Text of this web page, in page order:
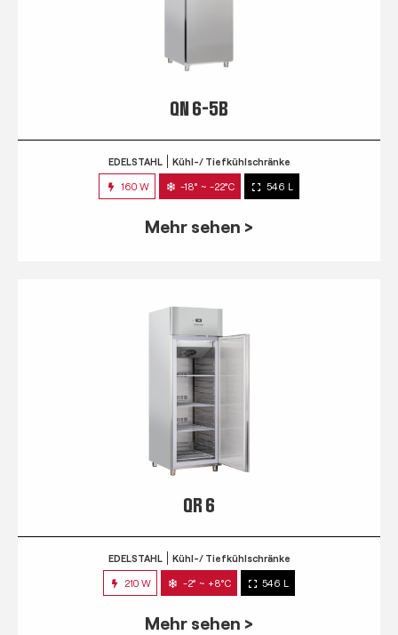
QN 6-5B
EDELSTAHL Kühl-/ Tiefkühlschränke
160 W -18° ~ -22°C 546 L
Mehr sehen >
QR 6
EDELSTAHL Kühl-/ Tiefkühlschränke
210 W -2° ~ +8°C 546 L
Mehr sehen >